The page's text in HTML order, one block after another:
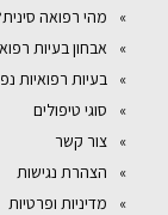
מהי רפואה
אבחון בעיות
בעיות רפואיות
סוגי טיפולים
צור קשר
הצהרת נגישות
מדיניות ופרטיות